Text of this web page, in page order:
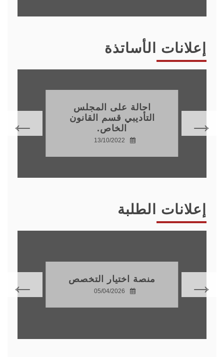
إعلانات الأساتذة
احالة على المجلس
التأديبي قسم القانون
الخاص.
13/10/2022
إعلانات الطلبة
منصة اختيار التخصص
05/04/2026